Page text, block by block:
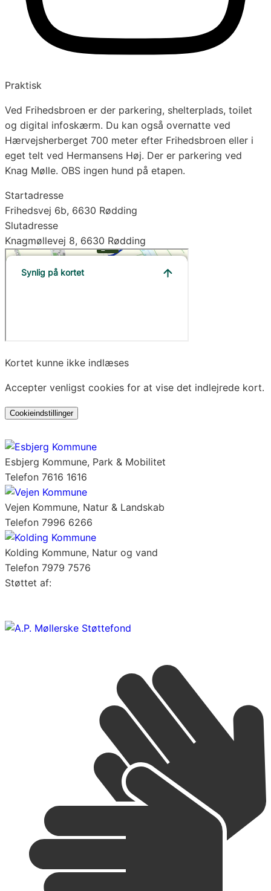
Praktisk
Ved Frihedsbroen er der parkering, shelterplads, toilet
og digital infoskærm. Du kan også overnatte ved
Hærvejsherberget 700 meter efter Frihedsbroen eller i
eget telt ved Hermansens Høj. Der er parkering ved
Knag Mølle. OBS ingen hund på etapen.
Startadresse
Frihedsvej 6b, 6630 Rødding
Slutadresse
Knagmøllevej 8, 6630 Rødding
Kortet kunne ikke indlæses
Accepter venligst cookies for at vise det indlejrede kort.
Cookieindstillinger
Esbjerg Kommune, Park & Mobilitet
Telefon 7616 1616
Vejen Kommune, Natur & Landskab
Telefon 7996 6266
Kolding Kommune, Natur og vand
Telefon 7979 7576
Støttet af: